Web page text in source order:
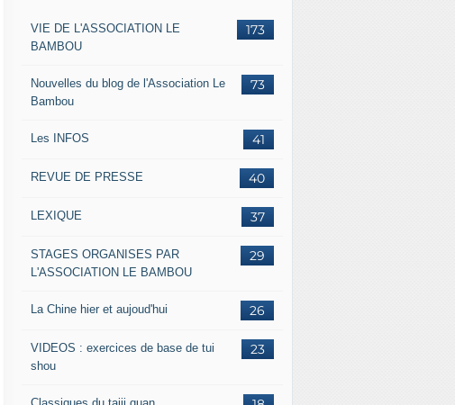
173
VIE DE L'ASSOCIATION LE
BAMBOU
73
Nouvelles du blog de l'Association Le
Bambou
41
Les INFOS
40
REVUE DE PRESSE
37
LEXIQUE
29
STAGES ORGANISES PAR
L'ASSOCIATION LE BAMBOU
26
La Chine hier et aujoud'hui
23
VIDEOS : exercices de base de tui
shou
Classiques du taiji quan